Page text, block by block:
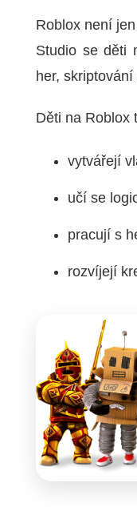
Roblox není
Studio se děti
her,
Děti na Roblox
vytvářejí
učí se
pracují s
rozvíjejí